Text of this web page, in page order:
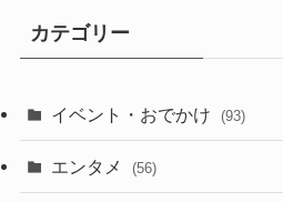
カテゴリー
イベント・おでかけ (93)
エンタメ (56)